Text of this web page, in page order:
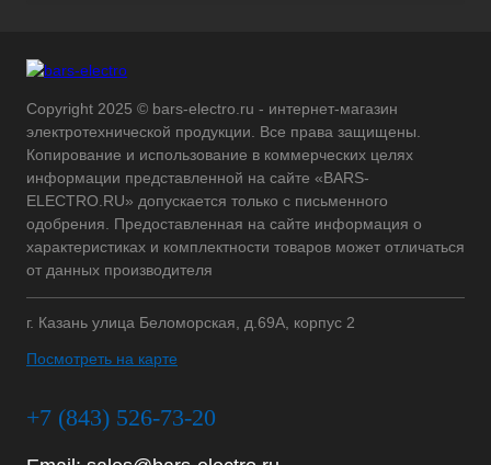
Copyright 2025 © bars-electro.ru - интернет-магазин
электротехнической продукции. Все права защищены.
Копирование и использование в коммерческих целях
информации представленной на сайте «BARS-
ELECTRO.RU» допускается только с письменного
одобрения. Предоставленная на сайте информация о
характеристиках и комплектности товаров может отличаться
от данных производителя
г. Казань улица Беломорская, д.69А, корпус 2
Посмотреть на карте
+7 (843) 526-73-20